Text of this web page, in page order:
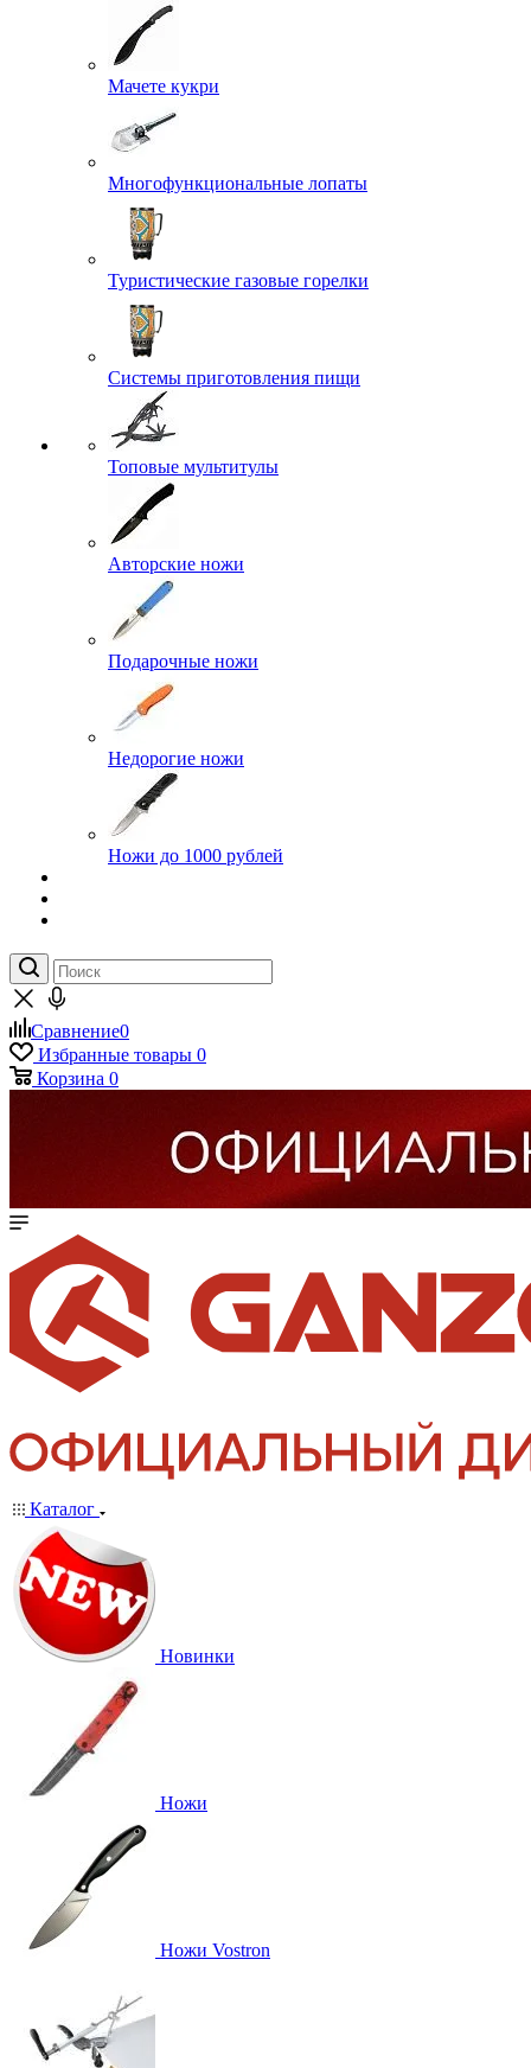
Мачете кукри
Многофункциональные лопаты
Туристические газовые горелки
Системы приготовления пищи
Топовые мультитулы
Авторские ножи
Подарочные ножи
Недорогие ножи
Ножи до 1000 рублей
Сравнение0
Избранные товары 0
Корзина 0
Каталог
Новинки
Ножи
Ножи Vostron